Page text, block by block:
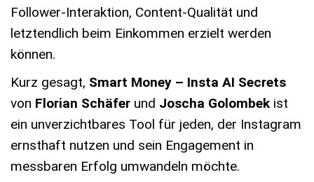
Follower-Interaktion, Content-Qualität und
letztendlich beim Einkommen erzielt werden
können.
Kurz gesagt, Smart Money – Insta AI Secrets
von Florian Schäfer und Joscha Golombek ist
ein unverzichtbares Tool für jeden, der Instagram
ernsthaft nutzen und sein Engagement in
messbaren Erfolg umwandeln möchte.